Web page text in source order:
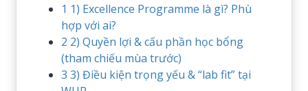
1 1) Excellence Programme là gì? Phù
hợp với ai?
2 2) Quyền lợi & cấu phần học bổng
(tham chiếu mùa trước)
3 3) Điều kiện trọng yếu & “lab fit” tại